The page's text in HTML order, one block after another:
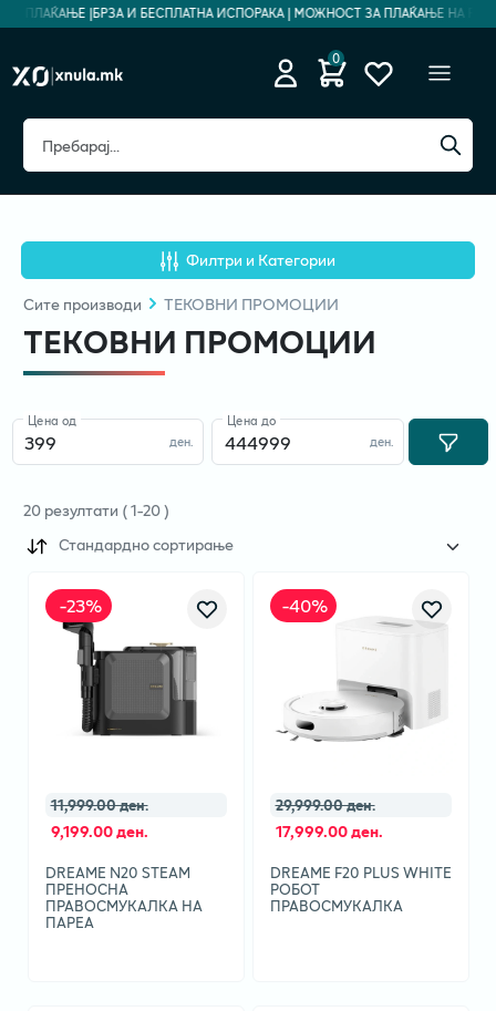
ПЛАЌАЊЕ |БРЗА И БЕСПЛАТНА ИСПОРАКА | МОЖНОСТ ЗА ПЛАЌАЊЕ НА РАТИ
0
Филтри и Категории
Ситепроизводи ТЕКОВНИ ПРОМОЦИИ
ТЕКОВНИ ПРОМОЦИИ
ден.
Цена од
ден.
Цена до
20резултати (1-20)
Стандардно сортирање
-23%
11,999.00 ден.
9,199.00 ден.
DREAME N20 STEAM
ПРЕНОСНА
ПРАВОСМУКАЛКА НА
ПАРЕА
-40%
29,999.00 ден.
17,999.00 ден.
DREAME F20 PLUS WHITE
РОБОТ
ПРАВОСМУКАЛКА